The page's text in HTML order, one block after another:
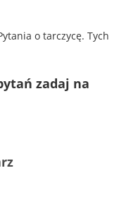
zadaj na